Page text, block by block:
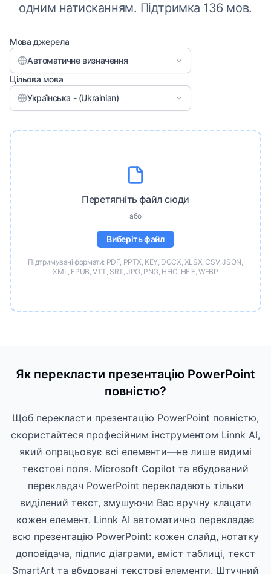
одним натисканням. Підтримка 136 мов.
Мова джерела
Автоматичне визначення
Цільова мова
Українська - (Ukrainian)
Перетягніть файл сюди
або
Виберіть файл
Підтримувані формати: PDF, PPTX, KEY, DOCX, XLSX, CSV, JSON,
XML, EPUB, VTT, SRT, JPG, PNG, HEIC, HEIF, WEBP
Як перекласти презентацію PowerPoint
повністю?
Щоб перекласти презентацію PowerPoint повністю,
скористайтеся професійним інструментом Linnk AI,
який опрацьовує всі елементи—не лише видимі
текстові поля. Microsoft Copilot та вбудований
перекладач PowerPoint перекладають тільки
виділений текст, змушуючи Вас вручну клацати
кожен елемент. Linnk AI автоматично перекладає
всю презентацію PowerPoint: кожен слайд, нотатку
доповідача, підпис діаграми, вміст таблиці, текст
SmartArt та вбудовані текстові елементи. Штучний